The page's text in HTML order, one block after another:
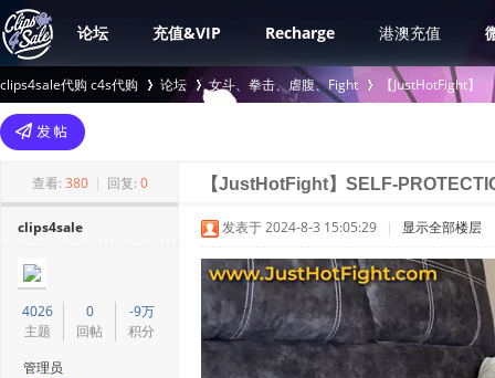
论坛 充值&VIP Recharge 港澳充值
clips4sale代购 c4s代购
>
论坛 女斗、拳击、虐腹、Fight
›
【JustHotFight】
查看: 380 | 回复: 0 【JustHotFight】SELF-
clips4sale
4026
主题
0
回帖
-9万
积分
管理员
发表于 2024-8-3 15:05:29 | 显示全部楼层